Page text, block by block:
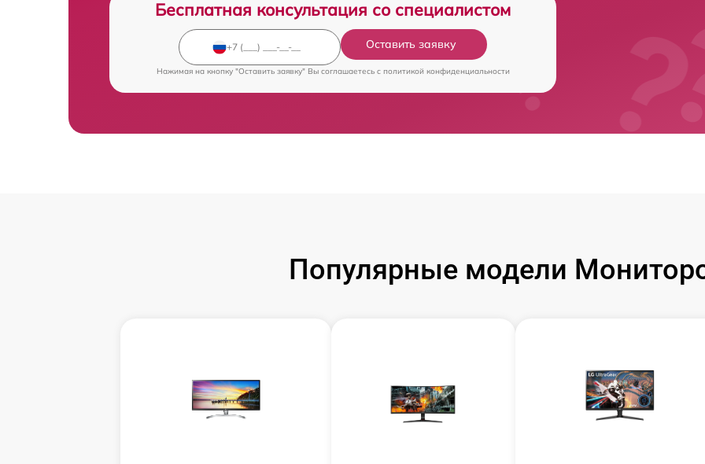
Бесплатная консультация со специалистом
Оставить заявку
Нажимая на кнопку "Оставить заявку" Вы соглашаетесь c политикой конфиденциальности
Популярные модели